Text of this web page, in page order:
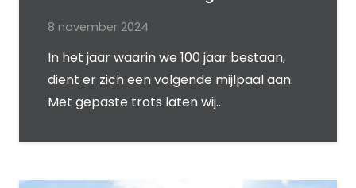
8 november 2024
In het jaar waarin we 100 jaar bestaan,
dient er zich een volgende mijlpaal aan.
Met gepaste trots laten wij…